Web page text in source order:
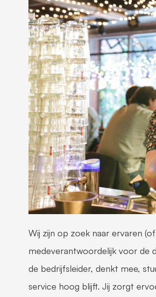
Wij zijn op zoek naar ervaren
medeverantwoordelijk voor de
de bedrijfsleider, denkt mee,
service hoog blijft. Jij zorgt